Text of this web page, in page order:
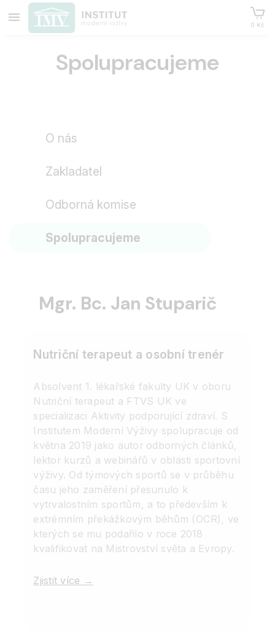
0 Kč
Spolupracujeme
O nás
Zakladatel
Odborná komise
Spolupracujeme
Mgr. Bc. Jan Stuparič
Nutriční terapeut a osobní trenér
Absolvent 1. lékařské fakulty UK v oboru
Nutriční terapeut a FTVS UK ve
specializaci Aktivity podporující zdraví. S
Institutem Moderní Výživy spolupracuje od
května 2019 jako autor odborných článků,
lektor kurzů a webinářů v oblasti sportovní
výživy. Od týmových sportů se v průběhu
času jeho zaměření přesunulo k
vytrvalostním sportům, a to především k
extrémním překážkovým běhům (OCR), ve
kterých se mu podařilo v roce 2018
kvalifikovat na Mistrovství světa a Evropy.
Zjistit více →